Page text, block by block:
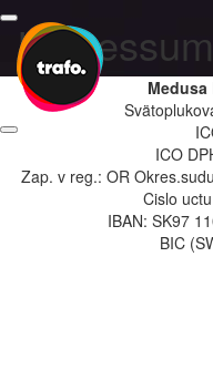
Impressum
Medusa
ICO
Zap. v reg.: OR
Cislo
IBAN: SK97
BIC